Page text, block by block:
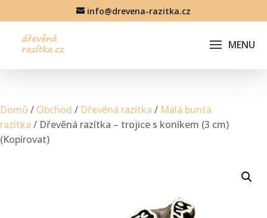
info@drevena-razitka.cz
Domů / Obchod / Dřevěná razítka / Malá bunta
razítka / Dřevěná razítka – trojice s koníkem (3 cm)
(Kopírovat)